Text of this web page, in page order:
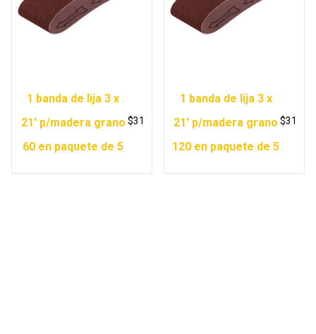
1 banda de lija 3 x
21′ p/madera grano
60 en paquete de 5
$31
1 banda de lija 3 x
21′ p/madera grano
120 en paquete de 5
$31